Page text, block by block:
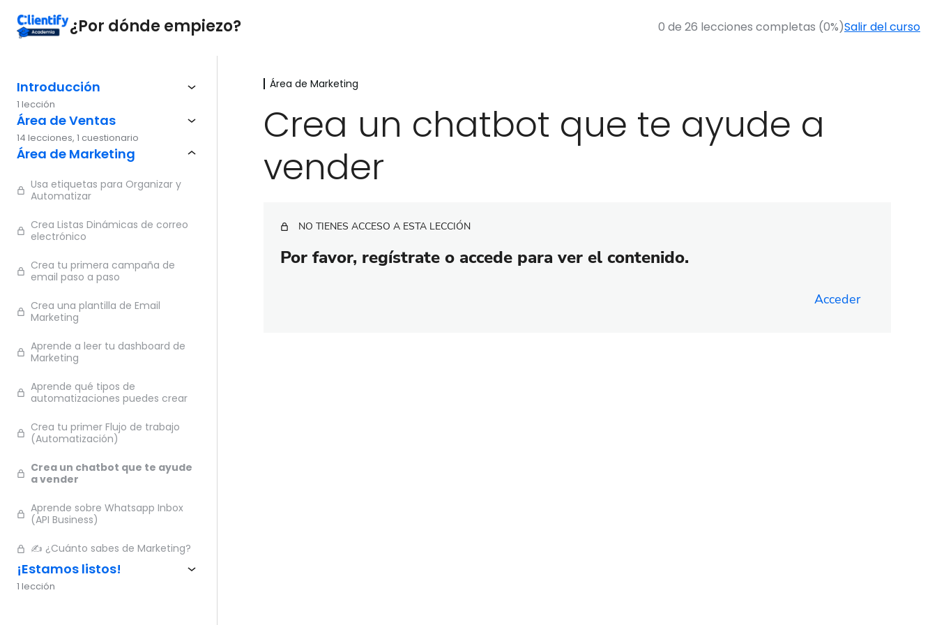
¿Por dónde empiezo? 0 de 26 lecciones completas (0%)Salir del curso
Introducción
1 lección
Área de Ventas
14 lecciones, 1 cuestionario
Área de Marketing
Usa etiquetas para Organizar y
Automatizar
Crea Listas Dinámicas de correo
electrónico
Crea tu primera campaña de
email paso a paso
Crea una plantilla de Email
Marketing
Aprende a leer tu dashboard de
Marketing
Aprende qué tipos de
automatizaciones puedes crear
Crea tu primer Flujo de trabajo
(Automatización)
Crea un chatbot que te ayude
a vender
Aprende sobre Whatsapp Inbox
(API Business)
✍️ ¿Cuánto sabes de Marketing?
¡Estamos listos!
1 lección
Área de Marketing
Crea un chatbot que te ayude a
vender
NO TIENES ACCESO A ESTA LECCIÓN
Por favor, regístrate o accede para ver el contenido.
Acceder